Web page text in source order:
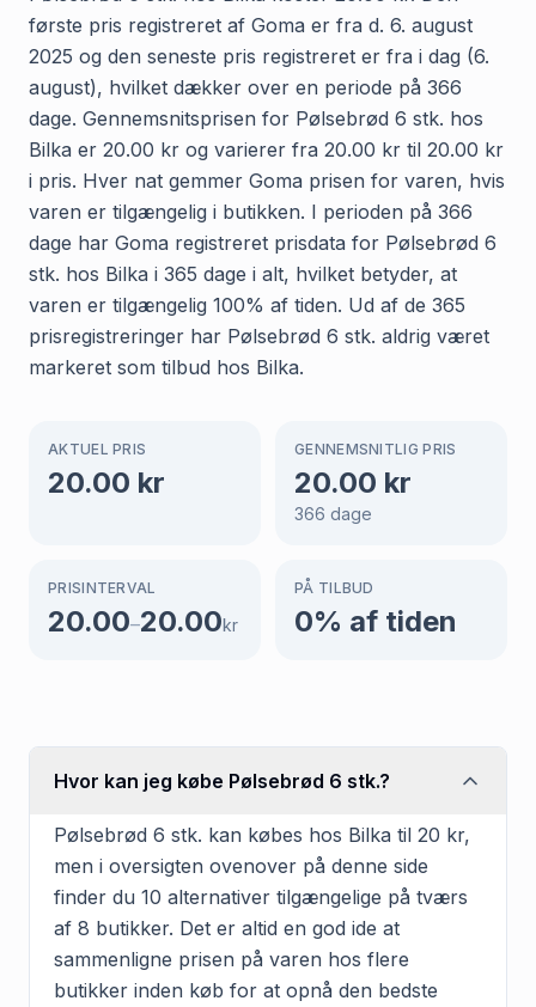
første pris registreret af Goma er fra d. 6. august
2025 og den seneste pris registreret er fra i dag (6.
august), hvilket dækker over en periode på 366
dage. Gennemsnitsprisen for Pølsebrød 6 stk. hos
Bilka er 20.00 kr og varierer fra 20.00 kr til 20.00 kr
i pris. Hver nat gemmer Goma prisen for varen, hvis
varen er tilgængelig i butikken. I perioden på 366
dage har Goma registreret prisdata for Pølsebrød 6
stk. hos Bilka i 365 dage i alt, hvilket betyder, at
varen er tilgængelig 100% af tiden. Ud af de 365
prisregistreringer har Pølsebrød 6 stk. aldrig været
markeret som tilbud hos Bilka.
AKTUEL PRIS
20.00 kr
GENNEMSNITLIG PRIS
20.00 kr
366 dage
PRISINTERVAL
20.00–20.00kr
PÅ TILBUD
0% af tiden
Hvor kan jeg købe Pølsebrød 6 stk.?
Pølsebrød 6 stk. kan købes hos Bilka til 20 kr,
men i oversigten ovenover på denne side
finder du 10 alternativer tilgængelige på tværs
af 8 butikker. Det er altid en god ide at
sammenligne prisen på varen hos flere
butikker inden køb for at opnå den bedste